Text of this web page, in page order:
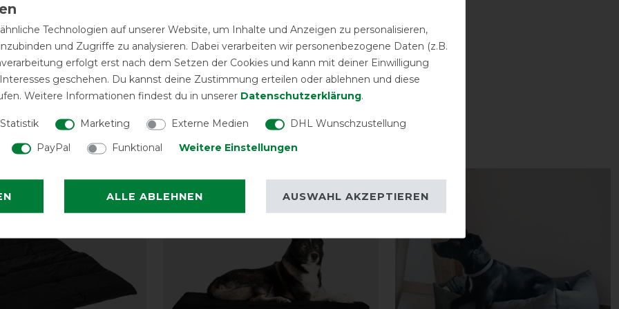
Technologien auf unserer Website, um Inhalte und Anzeigen zu personalisieren,
und Zugriffe zu analysieren. Dabei verarbeiten wir personenbezogene Daten (z.B.
erfolgt erst nach dem Setzen der Cookies und kann mit deiner Einwilligung
geschehen. Du kannst deine Zustimmung erteilen oder ablehnen und diese
Weitere Informationen findest du in unserer Daten­schutz­erklärung.
Statistik Marketing Externe Medien
DHL Wunschzustellung
PayPal
Funktional Weitere Einstellungen
ALLE ABLEHNEN AUSWAHL AKZEPTIEREN